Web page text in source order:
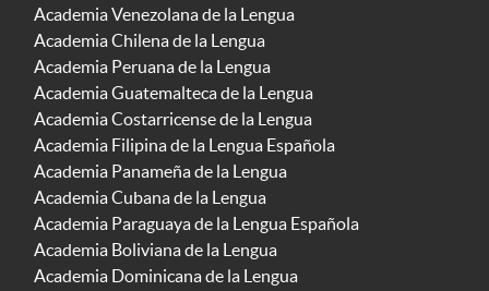
Academia Venezolana de la Lengua
Academia Chilena de la Lengua
Academia Peruana de la Lengua
Academia Guatemalteca de la Lengua
Academia Costarricense de la Lengua
Academia Filipina de la Lengua Española
Academia Panameña de la Lengua
Academia Cubana de la Lengua
Academia Paraguaya de la Lengua Española
Academia Boliviana de la Lengua
Academia Dominicana de la Lengua